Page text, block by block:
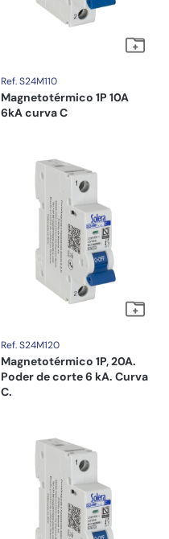
Ref. S24M110
Magnetotérmico 1P 10A
6kA curva C
Ref. S24M120
Magnetotérmico 1P, 20A.
Poder de corte 6 kA. Curva
C.